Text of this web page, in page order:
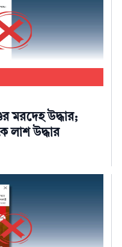
মরদেহ উদ্ধার;
লাশ উদ্ধার